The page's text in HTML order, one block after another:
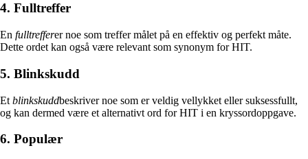
4. Fulltreffer
En fulltrefferer noe som treffer målet på en effektiv og perfekt måte.
Dette ordet kan også være relevant som synonym for HIT.
5. Blinkskudd
Et blinkskuddbeskriver noe som er veldig vellykket eller suksessfullt,
og kan dermed være et alternativt ord for HIT i en kryssordoppgave.
6. Populær